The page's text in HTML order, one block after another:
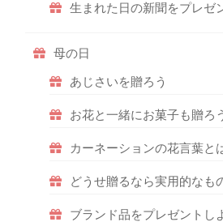
生まれた日の新聞をプレゼ
母の日
あじさいを贈ろう
お花と一緒にお菓子も贈ろ
カーネーションの花言葉と
どうせ贈るなら実用的なも
ブランド品をプレゼントし